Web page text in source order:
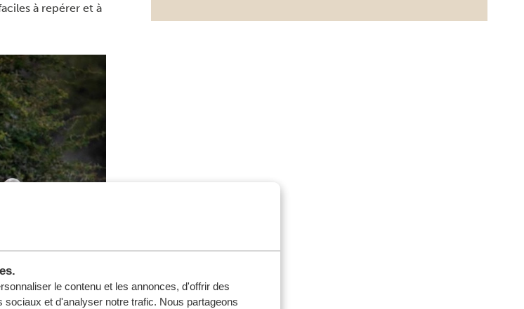
le contenu et les annonces, d'offrir des
et d'analyser notre trafic. Nous partageons
à repérer et à